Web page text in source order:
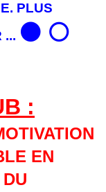
PLUS
... ⚫️ ⚪️
:
EN